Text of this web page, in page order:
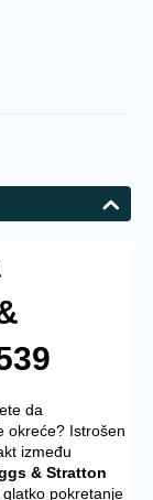
da
okreće? Istrošen
između
& Stratton
pokretanje